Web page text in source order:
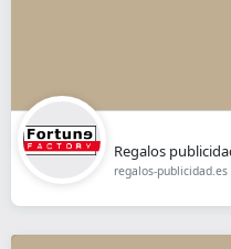
Regalos
regalos-publicidad.es